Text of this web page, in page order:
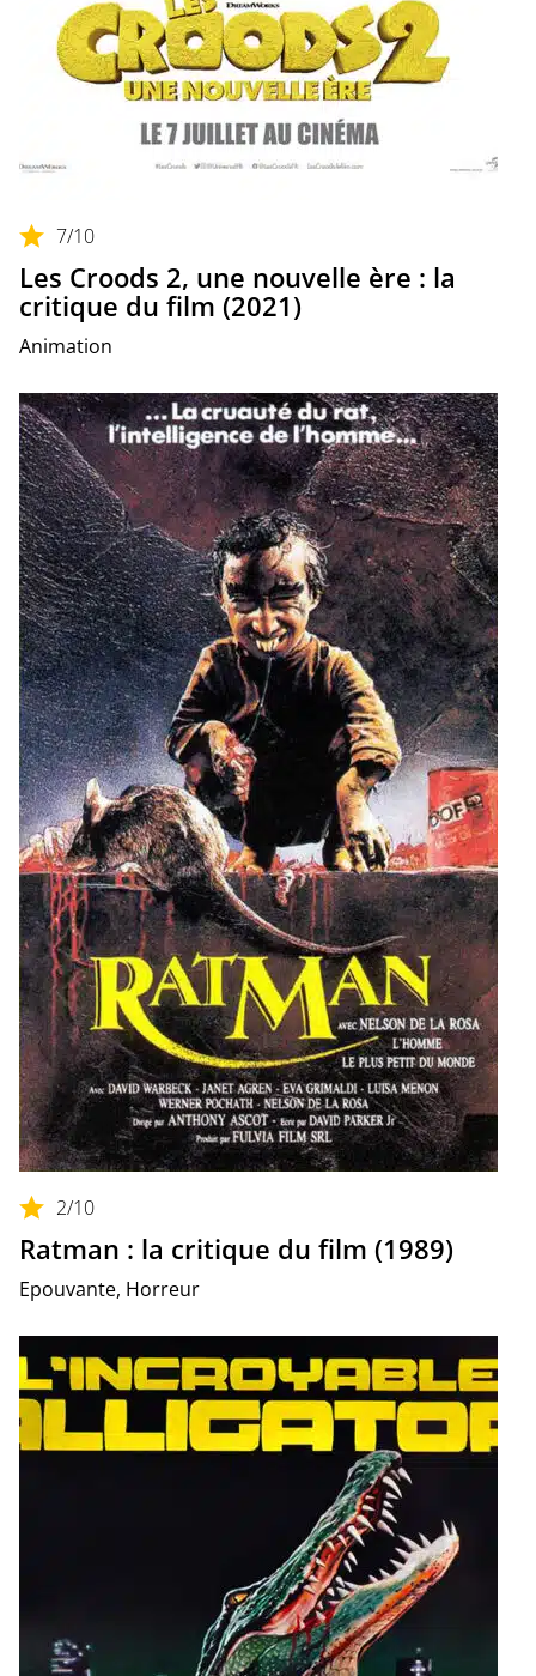
7/10
Les Croods 2, une nouvelle ère : la
critique du film (2021)
Animation
2/10
Ratman : la critique du film (1989)
Epouvante, Horreur